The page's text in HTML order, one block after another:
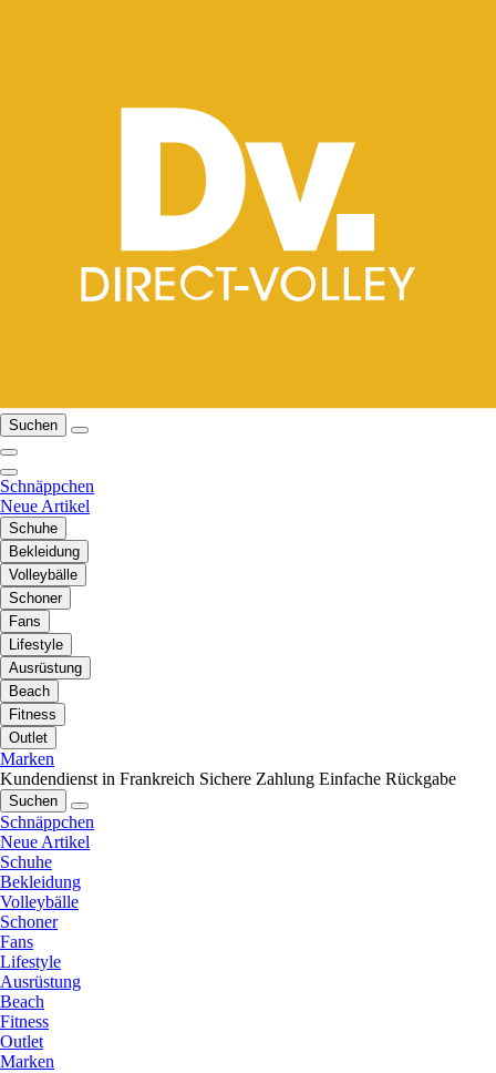
Suchen
Schnäppchen
Neue Artikel
Schuhe
Bekleidung
Volleybälle
Schoner
Fans
Lifestyle
Ausrüstung
Beach
Fitness
Outlet
Marken
Kundendienst in Frankreich Sichere Zahlung Einfache Rückgabe
Suchen
Schnäppchen
Neue Artikel
Schuhe
Bekleidung
Volleybälle
Schoner
Fans
Lifestyle
Ausrüstung
Beach
Fitness
Outlet
Marken